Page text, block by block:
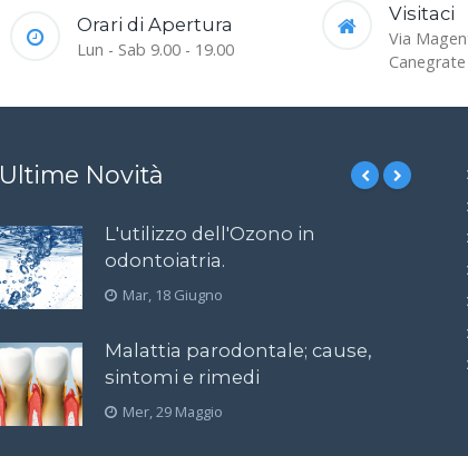
Orari di Apertura
Lun - Sab 9.00 - 19.00
Visitaci
Via
Ultime Novità
L'utilizzo dell'Ozono in
odontoiatria.
Mar, 18 Giugno
Malattia parodontale; cause,
sintomi e rimedi
Mer, 29 Maggio